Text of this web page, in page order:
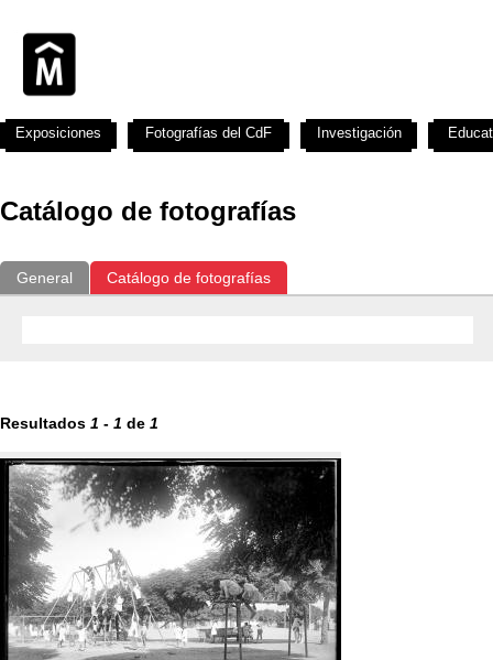
Catálogo de fotografías
General Catálogo de fotografías
Resultados 1 - 1 de 1
Exposiciones Fotografías del CdF Investigación